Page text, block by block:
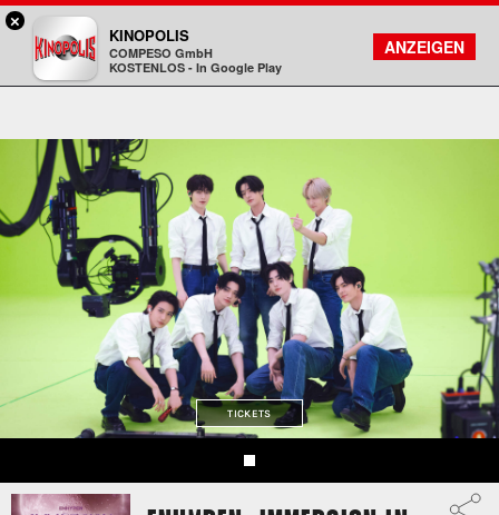
Kinopolis
FILMSUCHE
KONTO
TICKETS
×
KINOPOLIS
COMPESO GmbH
KOSTENLOS - In Google Play
ANZEIGEN